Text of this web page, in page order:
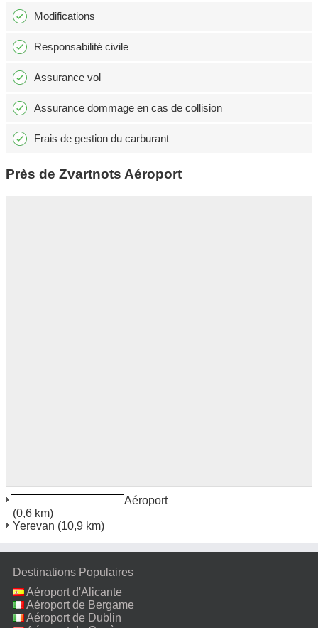
Modifications
Responsabilité civile
Assurance vol
Assurance dommage en cas de collision
Frais de gestion du carburant
Près de Zvartnots Aéroport
Zvarnots International Aéroport
(0,6 km)
Yerevan (10,9 km)
Destinations Populaires
Aéroport d'Alicante
Aéroport de Bergame
Aéroport de Dublin